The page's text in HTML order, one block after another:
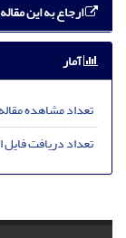
ارجاع به این مقاله
آمار
تعداد مشاهده
تعداد دریافت